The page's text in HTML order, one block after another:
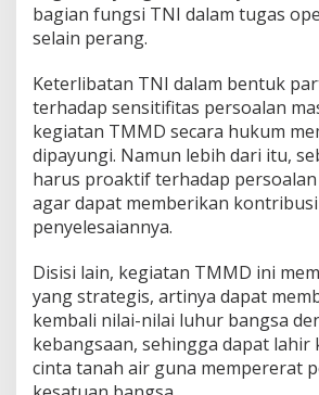
bagian fungsi TNI dalam tugas
selain perang.
Keterlibatan TNI dalam bentuk
terhadap sensitifitas persoalan
kegiatan TMMD secara hukum
dipayungi. Namun lebih dari itu,
harus proaktif terhadap
agar dapat memberikan
penyelesaiannya.
Disisi lain, kegiatan TMMD ini
yang strategis, artinya dapat
kembali nilai-nilai luhur bangsa
kebangsaan, sehingga dapat lahir
cinta tanah air guna mempererat